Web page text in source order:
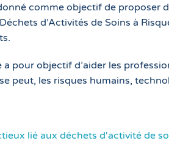
comme objectif de
d’Activités de Soins à
a pour objectif d’aider les
peut, les risques humains,
lié aux déchets d'activité de